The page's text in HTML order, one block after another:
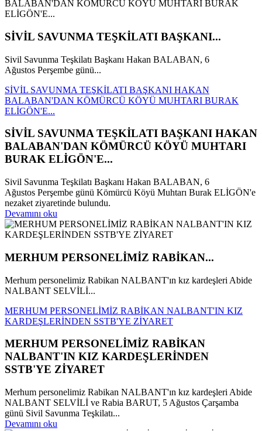
SİVİL SAVUNMA TEŞKİLATI BAŞKANI...
Sivil Savunma Teşkilatı Başkanı Hakan BALABAN, 6
Ağustos Perşembe günü...
SİVİL SAVUNMA TEŞKİLATI BAŞKANI HAKAN
BALABAN'DAN KÖMÜRCÜ KÖYÜ MUHTARI BURAK
ELİGÖN'E...
SİVİL SAVUNMA TEŞKİLATI BAŞKANI HAKAN
BALABAN'DAN KÖMÜRCÜ KÖYÜ MUHTARI
BURAK ELİGÖN'E...
Sivil Savunma Teşkilatı Başkanı Hakan BALABAN, 6
Ağustos Perşembe günü Kömürcü Köyü Muhtarı Burak ELİGÖN'e
nezaket ziyaretinde bulundu.
Devamını oku
MERHUM PERSONELİMİZ RABİKAN...
Merhum personelimiz Rabikan NALBANT'ın kız kardeşleri Abide
NALBANT SELVİLİ...
MERHUM PERSONELİMİZ RABİKAN NALBANT'IN KIZ
KARDEŞLERİNDEN SSTB'YE ZİYARET
MERHUM PERSONELİMİZ RABİKAN
NALBANT'IN KIZ KARDEŞLERİNDEN
SSTB'YE ZİYARET
Merhum personelimiz Rabikan NALBANT'ın kız kardeşleri Abide
NALBANT SELVİLİ ve Rabia BARUT, 5 Ağustos Çarşamba
günü Sivil Savunma Teşkilatı...
Devamını oku